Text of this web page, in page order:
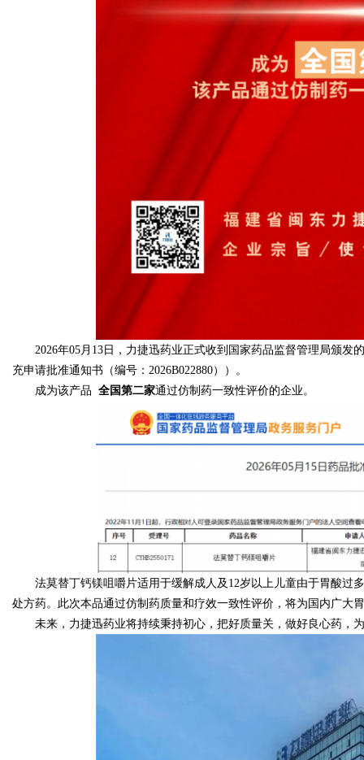
2026年05月13日，力捷迅药业正式收到国家药品监督管理局颁发
充申请批准通知书（编号：2026B022880））。
成为该产品 全国第二家通过仿制药一致性评价的企业。
法莫替丁钙镁咀嚼片适用于缓解成人及12岁以上儿童由于胃酸过
处方药。此次本品通过仿制药质量和疗效一致性评价，将为国内广大
未来，力捷迅药业将持续秉持初心，把好质量关，做好良心药，